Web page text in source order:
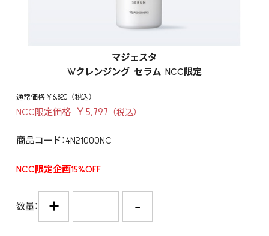
マジェスタ
Wクレンジング セラム NCC限定
￥6,820
NCC限定価格 ￥5,797
商品コード：4N21000NC
NCC限定企画15%OFF
数量： + -